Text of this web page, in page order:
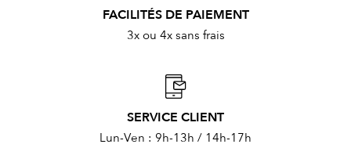
FACILITÉS DE PAIEMENT
3x ou 4x sans frais
SERVICE CLIENT
Lun-Ven : 9h-13h / 14h-17h